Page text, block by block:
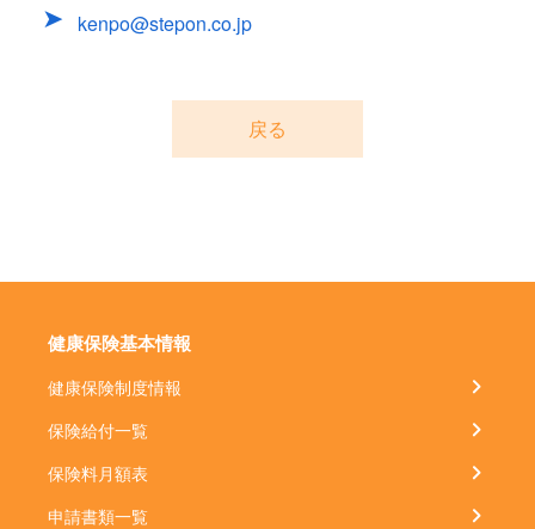
kenpo@stepon.co.jp
戻る
健康保険基本情報
健康保険制度情報
保険給付一覧
保険料月額表
申請書類一覧